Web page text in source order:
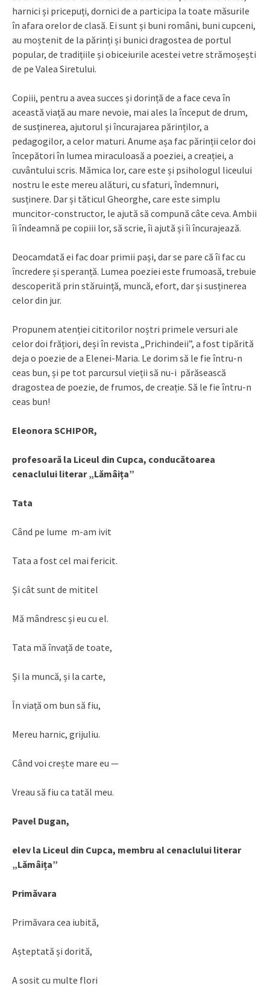
harnici și pricepuți, dornici de a participa la toate măsurile
în afara orelor de clasă. Ei sunt și buni români, buni cupceni,
au moștenit de la părinți și bunici dragostea de portul
popular, de tradițiile și obiceiurile acestei vetre strămoșești
de pe Valea Siretului.
Copiii, pentru a avea succes și dorință de a face ceva în
această viață au mare nevoie, mai ales la început de drum,
de susținerea, ajutorul și încurajarea părinților, a
pedagogilor, a celor maturi. Anume așa fac părinții celor doi
începători în lumea miraculoasă a poeziei, a creației, a
cuvântului scris. Mămica lor, care este și psihologul liceului
nostru le este mereu alături, cu sfaturi, îndemnuri,
susținere. Dar și tăticul Gheorghe, care este simplu
muncitor-constructor, le ajută să compună câte ceva. Ambii
îi îndeamnă pe copiii lor, să scrie, îi ajută și îi încurajează.
Deocamdată ei fac doar primii pași, dar se pare că îi fac cu
încredere și speranță. Lumea poeziei este frumoasă, trebuie
descoperită prin stăruință, muncă, efort, dar și susținerea
celor din jur.
Propunem atenției cititorilor noștri primele versuri ale
celor doi frățiori, deși în revista „Prichindeii”, a fost tipărită
deja o poezie de a Elenei-Maria. Le dorim să le fie întru-n
ceas bun, și pe tot parcursul vieții să nu-i părăsească
dragostea de poezie, de frumos, de creație. Să le fie întru-n
ceas bun!
Eleonora SCHIPOR,
profesoară la Liceul din Cupca, conducătoarea
cenaclului literar „Lămâița”
Tata
Când pe lume m-am ivit
Tata a fost cel mai fericit.
Și cât sunt de mititel
Mă mândresc și eu cu el.
Tata mă învață de toate,
Și la muncă, și la carte,
În viață om bun să fiu,
Mereu harnic, grijuliu.
Când voi crește mare eu —
Vreau să fiu ca tatăl meu.
Pavel Dugan,
elev la Liceul din Cupca, membru al cenaclului literar
„Lămâița”
Primăvara
Primăvara cea iubită,
Așteptată și dorită,
A sosit cu multe flori